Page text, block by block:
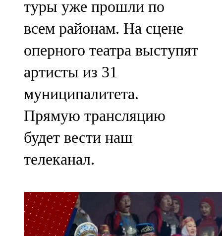
туры уже прошли по
всем районам. На сцене
оперного театра выступят
артисты из 31
муниципалитета.
Прямую трансляцию
будет вести наш
телеканал.